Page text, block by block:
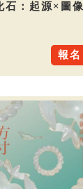
石：起源×圖像
報名